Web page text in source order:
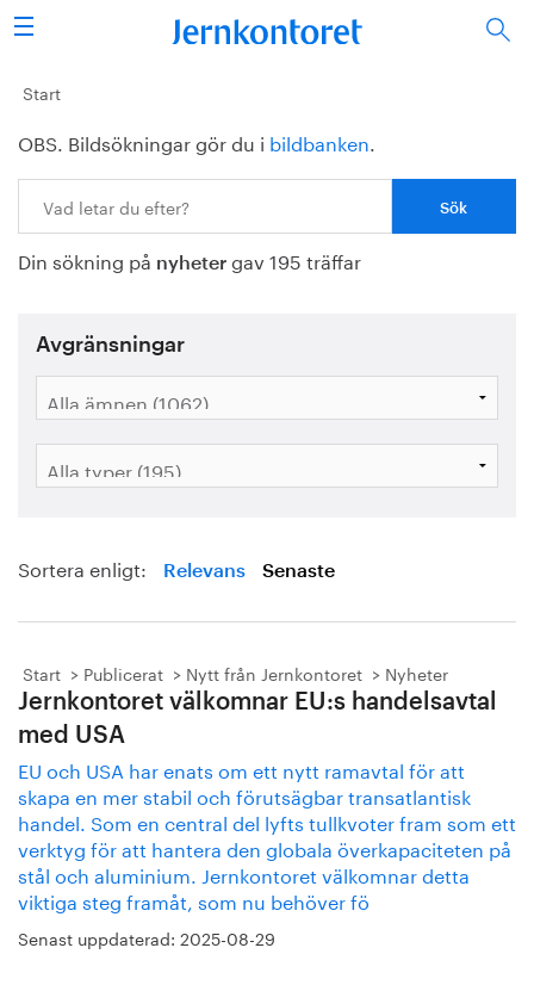
Sök
Stålindustrin
Vision 2050
Forskning/utbildning
Energi/miljö
Vi tycker
Bildbank
Start
OBS. Bildsökningar gör du i bildbanken.
Din sökning på nyheter gav 195 träffar
Avgränsningar
Sortera enligt: Relevans Senaste
Start Publicerat Nytt från Jernkontoret Nyheter
Jernkontoret välkomnar EU:s handelsavtal
med USA
EU och USA har enats om ett nytt ramavtal för att
skapa en mer stabil och förutsägbar transatlantisk
handel. Som en central del lyfts tullkvoter fram som ett
verktyg för att hantera den globala överkapaciteten på
stål och aluminium. Jernkontoret välkomnar detta
viktiga steg framåt, som nu behöver fö
Senast uppdaterad: 2025-08-29